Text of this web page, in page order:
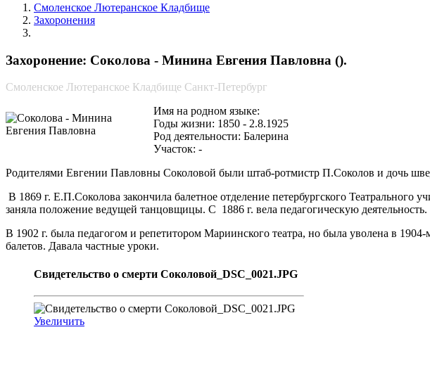
Смоленское Лютеранское Кладбище
Захоронения
Захоронение: Соколова - Минина Евгения Павловна ().
Смоленское Лютеранское Кладбище Санкт-Петербург
Имя на родном языке:
Годы жизни: 1850 - 2.8.1925
Род деятельности: Балерина
Участок: -
Родителями Евгении Павловны Соколовой были штаб-ротмистр П.Соколов и дочь
В 1869 г. Е.П.Соколова закончила балетное отделение петербургского
заняла положение ведущей танцовщицы. С 1886 г. вела педагогическую деятельность.
В 1902 г. была педагогом и репетитором Мариинского театра, но была уволена в
балетов. Давала частные уроки.
Свидетельство о смерти Соколовой_DSC_0021.JPG
Увеличить